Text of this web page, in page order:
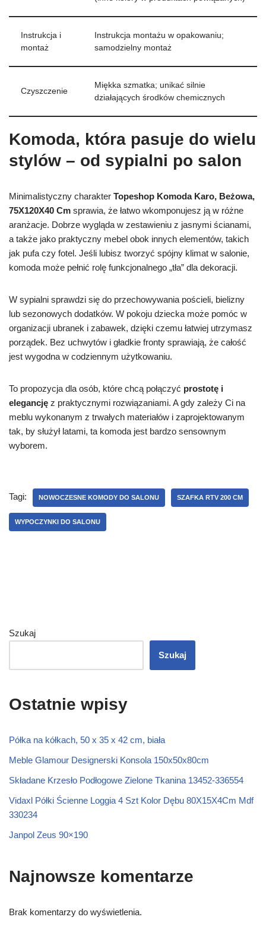
Instrukcja i
montaż
Instrukcja montażu w opakowaniu;
samodzielny montaż
Czyszczenie
Miękka szmatka; unikać silnie
działających środków chemicznych
Komoda, która pasuje do wielu
stylów – od sypialni po salon
Minimalistyczny charakter Topeshop Komoda Karo, Beżowa,
75X120X40 Cm sprawia, że łatwo wkomponujesz ją w różne
aranżacje. Dobrze wygląda w zestawieniu z jasnymi ścianami,
a także jako praktyczny mebel obok innych elementów, takich
jak pufa czy fotel. Jeśli lubisz tworzyć spójny klimat w salonie,
komoda może pełnić rolę funkcjonalnego „tła” dla dekoracji.
W sypialni sprawdzi się do przechowywania pościeli, bielizny
lub sezonowych dodatków. W pokoju dziecka może pomóc w
organizacji ubranek i zabawek, dzięki czemu łatwiej utrzymasz
porządek. Bez uchwytów i gładkie fronty sprawiają, że całość
jest wygodna w codziennym użytkowaniu.
To propozycja dla osób, które chcą połączyć prostotę i
elegancję z praktycznymi rozwiązaniami. A gdy zależy Ci na
meblu wykonanym z trwałych materiałów i zaprojektowanym
tak, by służył latami, ta komoda jest bardzo sensownym
wyborem.
Tagi: NOWOCZESNE KOMODY DO SALONU SZAFKA RTV 200 CM
WYPOCZYNKI DO SALONU
Szukaj
Szukaj
Ostatnie wpisy
Półka na kółkach, 50 x 35 x 42 cm, biała
Meble Glamour Designerski Konsola 150x50x80cm
Składane Krzesło Podłogowe Zielone Tkanina 13452-336554
Vidaxl Półki Ścienne Loggia 4 Szt Kolor Dębu 80X15X4Cm Mdf
330234
Janpol Zeus 90×190
Najnowsze komentarze
Brak komentarzy do wyświetlenia.